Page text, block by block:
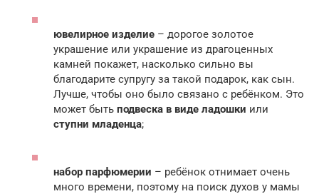
ювелирное изделие – дорогое золотое
украшение или украшение из драгоценных
камней покажет, насколько сильно вы
благодарите супругу за такой подарок, как сын.
Лучше, чтобы оно было связано с ребёнком. Это
может быть подвеска в виде ладошки или
ступни младенца;
набор парфюмерии – ребёнок отнимает очень
много времени, поэтому на поиск духов у мамы